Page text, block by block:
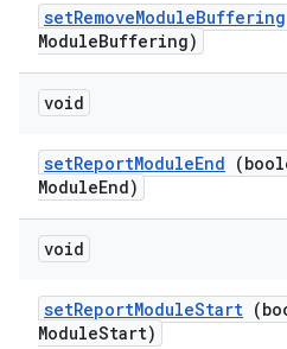
setRemoveModuleBuffering
ModuleBuffering)
void
setReportModuleEnd
ModuleEnd)
void
setReportModuleStart
ModuleStart)